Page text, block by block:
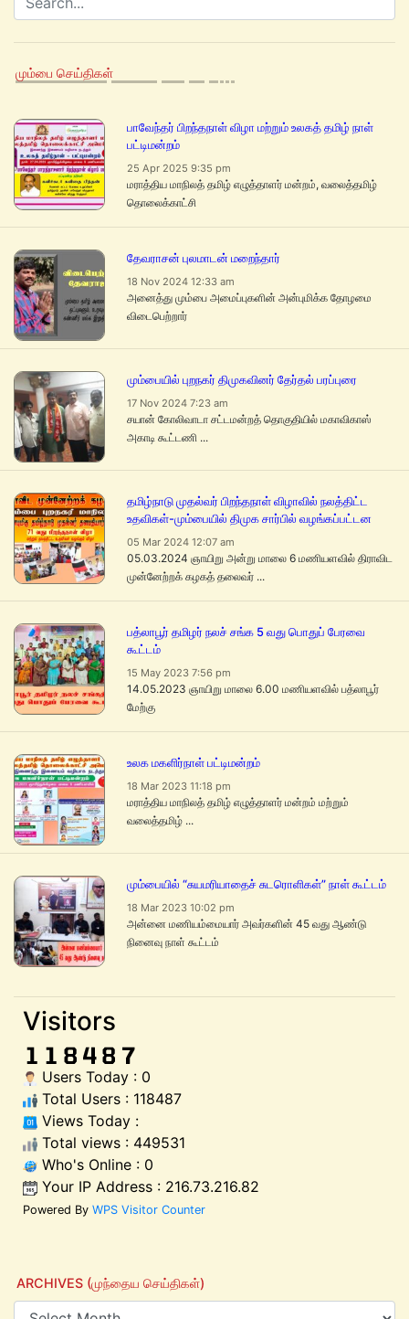
மும்பை செய்திகள்
பாவேந்தர் பிறந்தநாள் விழா மற்றும் உலகத் தமிழ் நாள்
பட்டிமன்றம்
25 Apr 2025 9:35 pm
மராத்திய மாநிலத் தமிழ் எழுத்தாளர் மன்றம், வலைத்தமிழ்
தொலைக்காட்சி
தேவராசன் புலமாடன் மறைந்தார்
18 Nov 2024 12:33 am
அனைத்து மும்பை அமைப்புகளின் அன்புமிக்க தோழமை
விடைபெற்றார்
மும்பையில் புறநகர் திமுகவினர் தேர்தல் பரப்புரை
17 Nov 2024 7:23 am
சயான் கோலிவாடா சட்டமன்றத் தொகுதியில் மகாவிகாஸ்
அகாடி கூட்டணி ...
தமிழ்நாடு முதல்வர் பிறந்தநாள் விழாவில் நலத்திட்ட
உதவிகள்-மும்பையில் திமுக சார்பில் வழங்கப்பட்டன
05 Mar 2024 12:07 am
05.03.2024 ஞாயிறு அன்று மாலை 6 மணியளவில் திராவிட
முன்னேற்றக் கழகத் தலைவர் ...
பத்லாபூர் தமிழர் நலச் சங்க 5 வது பொதுப் பேரவை
கூட்டம்
15 May 2023 7:56 pm
14.05.2023 ஞாயிறு மாலை 6.00 மணியளவில் பத்லாபூர்
மேற்கு
உலக மகளிர்நாள் பட்டிமன்றம்
18 Mar 2023 11:18 pm
மராத்திய மாநிலத் தமிழ் எழுத்தாளர் மன்றம் மற்றும்
வலைத்தமிழ் ...
மும்பையில் “சுயமரியாதைச் சுடரொளிகள்” நாள் கூட்டம்
18 Mar 2023 10:02 pm
அன்னை மணியம்மையார் அவர்களின் 45 வது ஆண்டு
நினைவு நாள் கூட்டம்
Visitors
Users Today : 0
Total Users : 118487
Views Today :
Total views : 449531
Who's Online : 0
Your IP Address : 216.73.216.82
Powered By WPS Visitor Counter
ARCHIVES (முந்தைய செய்திகள்)